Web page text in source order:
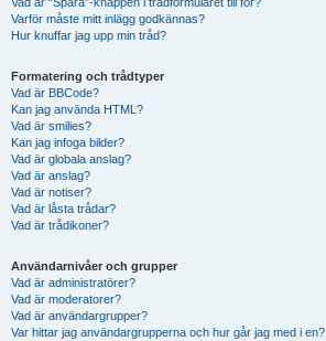
Varför måste mitt inlägg godkännas?
Hur knuffar jag upp min tråd?
Formatering och trådtyper
Vad är BBCode?
Kan jag använda HTML?
Vad är smilies?
Kan jag infoga bilder?
Vad är globala anslag?
Vad är anslag?
Vad är notiser?
Vad är låsta trådar?
Vad är trådikoner?
Användarnivåer och grupper
Vad är administratörer?
Vad är moderatorer?
Vad är användargrupper?
Var hittar jag användargrupperna och hur går jag med i en?